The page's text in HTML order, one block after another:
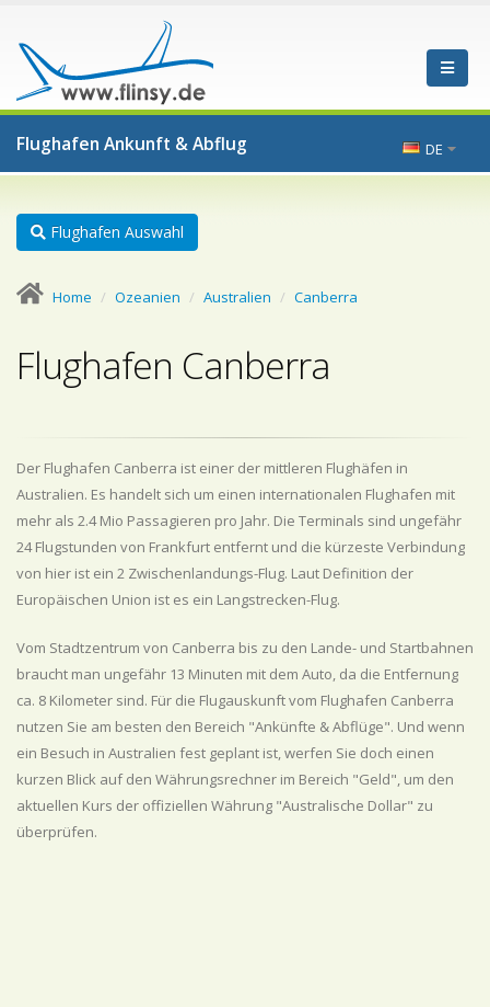
Flughafen Ankunft & Abflug DE
Flughafen Auswahl
Home Ozeanien Australien Canberra
Flughafen Canberra
Der Flughafen Canberra ist einer der mittleren Flughäfen in
Australien. Es handelt sich um einen internationalen Flughafen mit
mehr als 2.4 Mio Passagieren pro Jahr. Die Terminals sind ungefähr
24 Flugstunden von Frankfurt entfernt und die kürzeste Verbindung
von hier ist ein 2 Zwischenlandungs-Flug. Laut Definition der
Europäischen Union ist es ein Langstrecken-Flug.
Vom Stadtzentrum von Canberra bis zu den Lande- und Startbahnen
braucht man ungefähr 13 Minuten mit dem Auto, da die Entfernung
ca. 8 Kilometer sind. Für die Flugauskunft vom Flughafen Canberra
nutzen Sie am besten den Bereich "Ankünfte & Abflüge". Und wenn
ein Besuch in Australien fest geplant ist, werfen Sie doch einen
kurzen Blick auf den Währungsrechner im Bereich "Geld", um den
aktuellen Kurs der offiziellen Währung "Australische Dollar" zu
überprüfen.